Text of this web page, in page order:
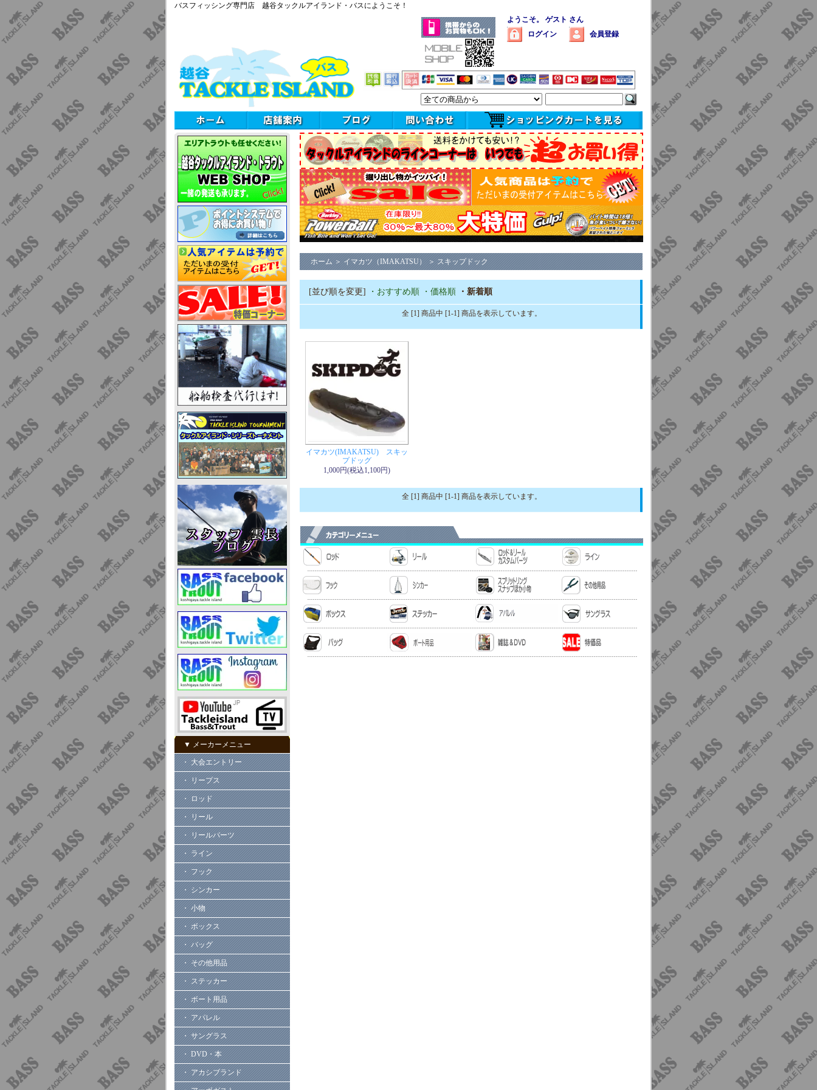
バスフィッシング専門店 越谷タックルアイランド・バスにようこそ！
ようこそ。 ゲスト さん
ログイン
会員登録
▼ メーカーメニュー
・ 大会エントリー
・ リープス
・ ロッド
・ リール
・ リールパーツ
・ ライン
・ フック
・ シンカー
・ 小物
・ ボックス
・ バッグ
・ その他用品
・ ステッカー
・ ボート用品
・ アパレル
・ サングラス
・ DVD・本
・ アカシブランド
ホーム ＞ イマカツ（IMAKATSU） ＞ スキップドック
[並び順を変更] ・おすすめ順 ・価格順 ・新着順
全 [1] 商品中 [1-1] 商品を表示しています。
イマカツ(IMAKATSU) スキッ
プドッグ
1,000円(税込1,100円)
全 [1] 商品中 [1-1] 商品を表示しています。